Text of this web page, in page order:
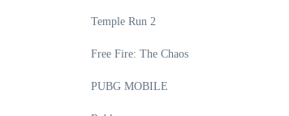
Temple Run 2
Free Fire: The Chaos
PUBG MOBILE